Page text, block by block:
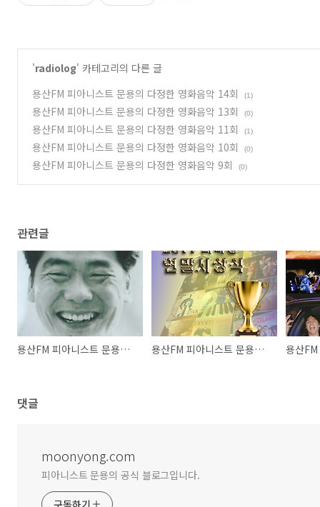
'radiolog' 카테고리의 다른 글
용산FM 피아니스트 문용의 다정한 영화음악 14회
(1)
용산FM 피아니스트 문용의 다정한 영화음악 13회 (0)
용산FM 피아니스트 문용의 다정한 영화음악 11회 (1)
용산FM 피아니스트 문용의 다정한 영화음악 10회 (0)
용산FM 피아니스트 문용의 다정한 영화음악 9회 (0)
관련글
용산FM 피아니스트 문용의 다정한 영화음악 14회 용산FM 피아니스트 문용의 다정한 영화음악 13회
댓글
moonyong.com
피아니스트 문용의 공식 블로그입니다.
구독하기